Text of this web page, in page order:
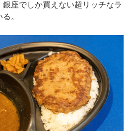
座でしか買えない超リッチなラ
。